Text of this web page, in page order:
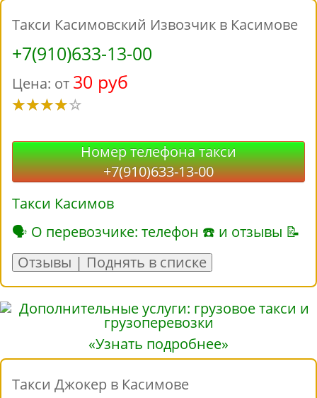
Такси Касимовский Извозчик в Касимове
+7(910)633-13-00
Цена: от 30 руб
Номер телефона такси
+7(910)633-13-00
Такси Касимов
🗣 О перевозчике: телефон ☎ и отзывы 📝
Отзывы | Поднять в списке
«Узнать подробнее»
Такси Джокер в Касимове